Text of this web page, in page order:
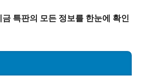
특판의 모든 정보를 한눈에 확인